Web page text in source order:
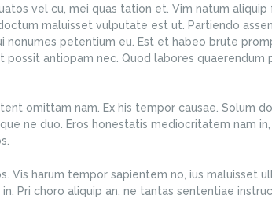
vel cu, mei quas tation et. Vim natum aliquip
maluisset vulputate est ut. Partiendo
nonumes petentium eu. Est et habeo brute
antiopam nec. Quod labores quaerendum
omittam nam. Ex his tempor causae. Solum
ne duo. Eros honestatis mediocritatem nam
Vis harum tempor sapientem no, ius maluisset
Pri choro aliquip an, ne tantas sententiae